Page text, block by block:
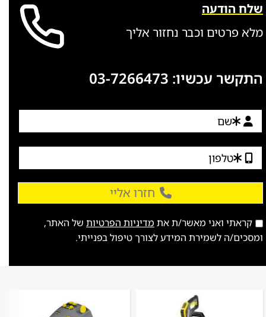
שלח הודעה
מלא פרטים וכבר נחזור אליך
התקשר עכשיו: 03-7266473
חזרו אליי
קראתי ואני מאשר/ת את מדיניות הפרטיות של האתר,
ומסכים/ה לשמירת המידע לצורך טיפול בפנייתי.